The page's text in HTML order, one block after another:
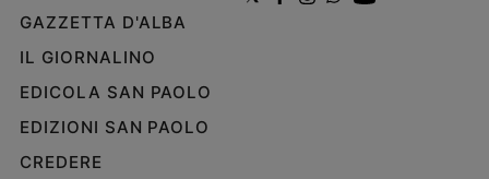
GAZZETTA D'ALBA
IL GIORNALINO
EDICOLA SAN PAOLO
EDIZIONI SAN PAOLO
CREDERE